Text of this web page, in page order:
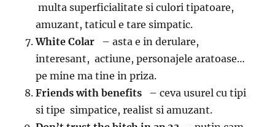
multa superficialitate si culori tipatoare,
amuzant, taticul e tare simpatic.
White Colar – asta e in derulare,
interesant, actiune, personajele aratoase…
pe mine ma tine in priza.
Friends with benefits – ceva usurel cu tipi
si tipe simpatice, realist si amuzant.